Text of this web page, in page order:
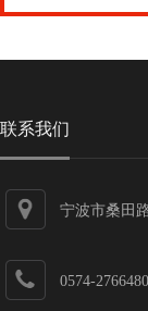
联系我们
宁波市桑田
0574-